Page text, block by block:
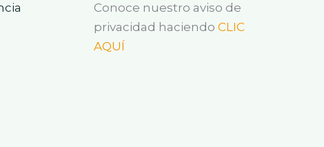
Conoce nuestro aviso de
privacidad haciendo CLIC
AQUÍ